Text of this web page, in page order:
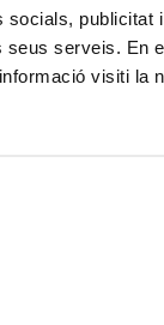
serveis. En
visiti la